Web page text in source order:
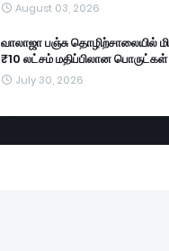
August 03, 2026
வாலாஜா பஞ்சு தொழிற்சாலையில்
₹10 லட்சம் மதிப்பிலான பொருட்கள்
July 30, 2026